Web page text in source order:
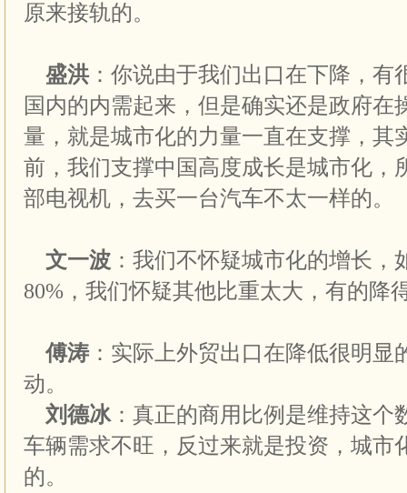
原来接轨的。
盛洪 ：你说由于我们出口在下降，
国内的内需起来，但是确实还是政府在
量，就是城市化的力量一直在支撑，其
前，我们支撑中国高度成长是城市化，
部电视机，去买一台汽车不太一样的。
文一波 ：我们不怀疑城市化的增长，
80%，我们怀疑其他比重太大，有的降
傅涛 ：实际上外贸出口在降低很明
动。
刘德冰：真正的商用比例是维持这个
车辆需求不旺，反过来就是投资，城市
的。